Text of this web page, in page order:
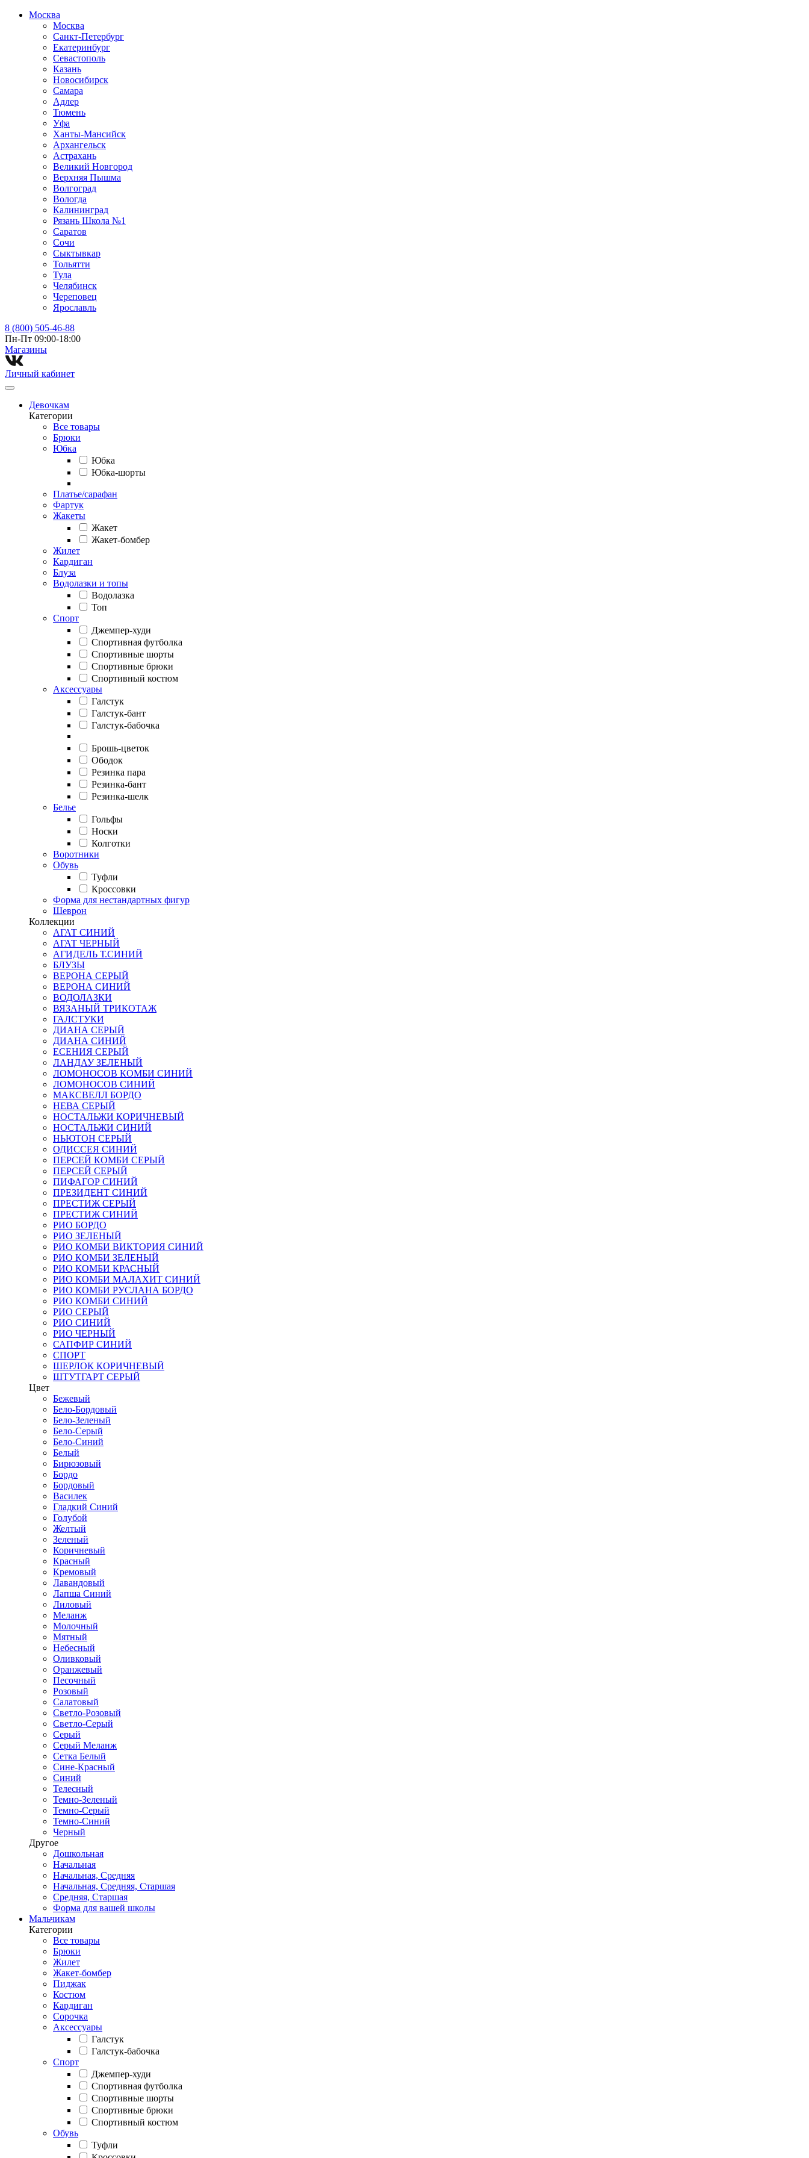
Москва
Москва
Санкт-Петербург
Екатеринбург
Севастополь
Казань
Новосибирск
Самара
Адлер
Тюмень
Уфа
Ханты-Мансийск
Архангельск
Астрахань
Великий Новгород
Верхняя Пышма
Волгоград
Вологда
Калининград
Рязань Школа №1
Саратов
Сочи
Сыктывкар
Тольятти
Тула
Челябинск
Череповец
Ярославль
8 (800) 505-46-88
Пн-Пт 09:00-18:00
Магазины⁠
Личный кабинет
Девочкам
Категории
Все товары
Брюки
Юбка
Юбка
Юбка-шорты
Платье/сарафан
Фартук
Жакеты
Жакет
Жакет-бомбер
Жилет
Кардиган
Блуза
Водолазки и топы
Водолазка
Топ
Спорт
Джемпер-худи
Спортивная футболка
Спортивные шорты
Спортивные брюки
Спортивный костюм
Аксессуары
Галстук
Галстук-бант
Галстук-бабочка
Брошь-цветок
Ободок
Резинка пара
Резинка-бант
Резинка-шелк
Белье
Гольфы
Носки
Колготки
Воротники
Обувь
Туфли
Кроссовки
Форма для нестандартных фигур
Шеврон
Коллекции
АГАТ СИНИЙ
АГАТ ЧЕРНЫЙ
АГИДЕЛЬ Т.СИНИЙ
БЛУЗЫ
ВЕРОНА СЕРЫЙ
ВЕРОНА СИНИЙ
ВОДОЛАЗКИ
ВЯЗАНЫЙ ТРИКОТАЖ
ГАЛСТУКИ
ДИАНА СЕРЫЙ
ДИАНА СИНИЙ
ЕСЕНИЯ СЕРЫЙ
ЛАНДАУ ЗЕЛЕНЫЙ
ЛОМОНОСОВ КОМБИ СИНИЙ
ЛОМОНОСОВ СИНИЙ
МАКСВЕЛЛ БОРДО
НЕВА СЕРЫЙ
НОСТАЛЬЖИ КОРИЧНЕВЫЙ
НОСТАЛЬЖИ СИНИЙ
НЬЮТОН СЕРЫЙ
ОДИССЕЯ СИНИЙ
ПЕРСЕЙ КОМБИ СЕРЫЙ
ПЕРСЕЙ СЕРЫЙ
ПИФАГОР СИНИЙ
ПРЕЗИДЕНТ СИНИЙ
ПРЕСТИЖ СЕРЫЙ
ПРЕСТИЖ СИНИЙ
РИО БОРДО
РИО ЗЕЛЕНЫЙ
РИО КОМБИ ВИКТОРИЯ СИНИЙ
РИО КОМБИ ЗЕЛЕНЫЙ
РИО КОМБИ КРАСНЫЙ
РИО КОМБИ МАЛАХИТ СИНИЙ
РИО КОМБИ РУСЛАНА БОРДО
РИО КОМБИ СИНИЙ
РИО СЕРЫЙ
РИО СИНИЙ
РИО ЧЕРНЫЙ
САПФИР СИНИЙ
СПОРТ
ШЕРЛОК КОРИЧНЕВЫЙ
ШТУТГАРТ СЕРЫЙ
Цвет
Бежевый
Бело-Бордовый
Бело-Зеленый
Бело-Серый
Бело-Синий
Белый
Бирюзовый
Бордо
Бордовый
Василек
Гладкий Синий
Голубой
Желтый
Зеленый
Коричневый
Красный
Кремовый
Лавандовый
Лапша Синий
Лиловый
Меланж
Молочный
Мятный
Небесный
Оливковый
Оранжевый
Песочный
Розовый
Салатовый
Светло-Розовый
Светло-Серый
Серый
Серый Меланж
Сетка Белый
Сине-Красный
Синий
Телесный
Темно-Зеленый
Темно-Серый
Темно-Синий
Черный
Другое
Дошкольная
Начальная
Начальная, Средняя
Начальная, Средняя, Старшая
Средняя, Старшая
Форма для вашей школы
Мальчикам
Категории
Все товары
Брюки
Жилет
Жакет-бомбер
Пиджак
Костюм
Кардиган
Сорочка
Аксессуары
Галстук
Галстук-бабочка
Спорт
Джемпер-худи
Спортивная футболка
Спортивные шорты
Спортивные брюки
Спортивный костюм
Обувь
Туфли